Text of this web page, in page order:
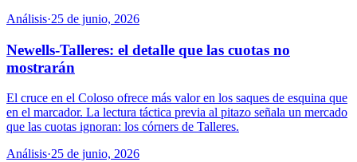
Análisis·25 de junio, 2026
Newells-Talleres: el detalle que las cuotas no
mostrarán
El cruce en el Coloso ofrece más valor en los saques de esquina que
en el marcador. La lectura táctica previa al pitazo señala un mercado
que las cuotas ignoran: los córners de Talleres.
Análisis·25 de junio, 2026